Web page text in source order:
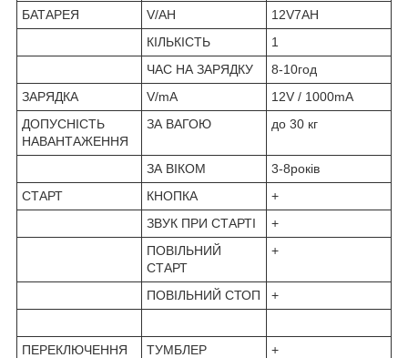
БАТАРЕЯ
V/AH
12V7AH
КІЛЬКІСТЬ
1
ЧАС НА ЗАРЯДКУ
8-10год
ЗАРЯДКА
V/mA
12V / 1000mA
ДОПУСНІСТЬ
НАВАНТАЖЕННЯ
ЗА ВАГОЮ до 30 кг
ЗА ВIКОМ
3-8років
СТАРТ
КНОПКА
+
ЗВУК ПРИ СТАРТІ
+
ПОВІЛЬНИЙ
СТАРТ
+
ПОВІЛЬНИЙ СТОП +
ПЕРЕКЛЮЧЕННЯ
ТУМБЛЕР +